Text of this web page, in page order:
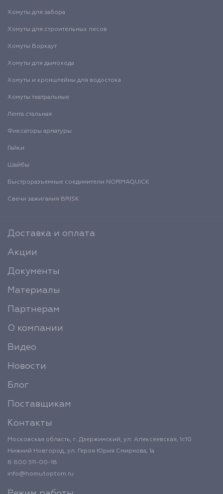
Хомуты для забора
Хомуты для строительных лесов
Хомуты Воркаут
Хомуты для дымохода
Хомуты и кронштейны для водостока
Хомуты театральные
Лента стальная
Фиксаторы арматуры
Гайки
Шайбы
Быстроразъемные соединители NORMAQUICK
Свечи зажигания BRISK
Доставка и оплата
Акции
Документы
Материалы
Партнерам
О компании
Видео
Новости
Блог
Поставщикам
Контакты
Московская область, г. Дзержинский, ул. Алексеевская, 1с10
Нижний Новгород, ул. Героя Юрия Смирнова, 1а
8 800 511-00-18
info@homutoptom.ru